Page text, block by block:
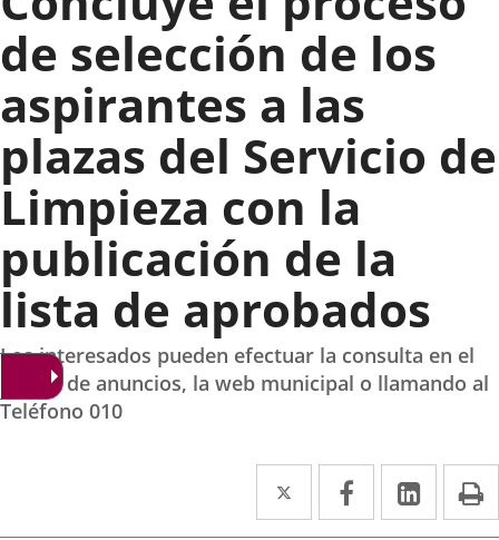
de selección de los
aspirantes a las
plazas del Servicio de
Limpieza con la
publicación de la
lista de aprobados
Los interesados pueden efectuar la consulta en el
tablón de anuncios, la web municipal o llamando al
Teléfono 010
Twitter
Enlace
a
Facebook
Enlace
a
Enlace
a